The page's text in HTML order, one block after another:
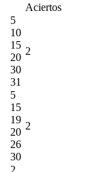
Aciertos
5
10
15
20
30
31
2
5
15
19
20
26
30
2
2